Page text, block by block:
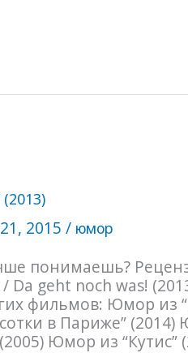
2015/ юмор
понимаешь?
geht noch was!
фильмов: Юмор из
в Париже”
Юмор из “Кутис”